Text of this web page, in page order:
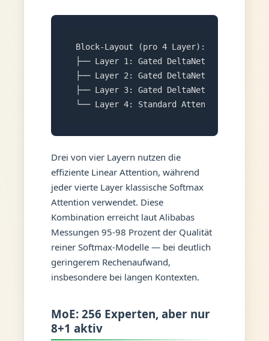
Block-Layout (pro 4 Layer):
├── Layer 1: Gated DeltaNet (Linear
├── Layer 2: Gated DeltaNet (Linear
├── Layer 3: Gated DeltaNet (Linear
└── Layer 4: Standard Attention
Drei von vier Layern nutzen die
effiziente Linear Attention, während
jeder vierte Layer klassische Softmax
Attention verwendet. Diese
Kombination erreicht laut Alibabas
Messungen 95-98 Prozent der Qualität
reiner Softmax-Modelle — bei deutlich
geringerem Rechenaufwand,
insbesondere bei langen Kontexten.
MoE: 256 Experten, aber nur
8+1 aktiv